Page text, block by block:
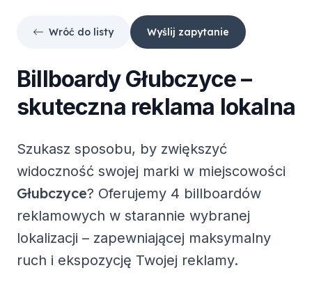
Wróć do listy Wyślij zapytanie
BillboardyGłubczyce–
skuteczna reklama lokalna
Szukasz sposobu, by zwiększyć
widoczność swojej marki w miejscowości
Głubczyce? Oferujemy 4 billboardów
reklamowych w starannie wybranej
lokalizacji – zapewniającej maksymalny
ruch i ekspozycję Twojej reklamy.